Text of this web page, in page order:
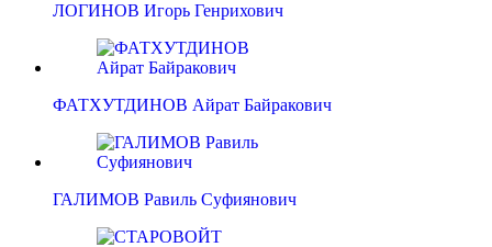
ЛОГИНОВ Игорь Генрихович
ФАТХУТДИНОВ Айрат Байракович
ГАЛИМОВ Равиль Суфиянович